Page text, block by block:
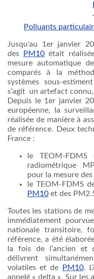
Polluants
Jusqu'au 1er janvier
des
PM10 était
mesure automatiquede
comparés
à la
systèmes
sous-estiment
s’agit un artefact connu,
Depuis le 1er janvier
européenne, la
réalisée de manière à
de référence. Deux
France :
le TEOM-FDMS
radiométrique
pour la mesure des
le TEOM-FDMS
PM10 et des
Toutes les stations de
immédiatement
nationale
transitoire,
référence, a été
la foisde l’ancien et
délivrent
volatiles et de
PM10.
appelé « delta ». Sur les